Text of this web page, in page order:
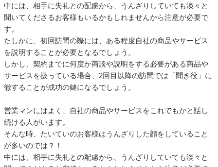
中には、相手に失礼との配慮から、うんざりしていても淡々と
聞いてくださるお客様もいるかもしれませんから注意が必要で
す。
たしかに、初回訪問の際には、ある程度自社の商品やサービス
を説明することが必要となるでしょう。
しかし、契約までに何度か商談や説明をする必要がある商品や
サービスを扱っている場合、2回目以降の訪問では「聞き役」に
徹することが成功の鍵になるでしょう。
営業マンにはよく、自社の商品やサービスをこれでもかと話し
続ける人がいます。
そんな時、たいていのお客様はうんざりした顔をしていること
が多いのでは？！
中には、相手に失礼との配慮から、うんざりしていても淡々と